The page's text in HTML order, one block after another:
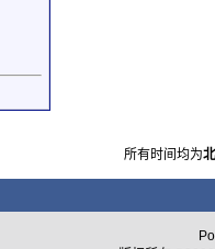
所有时间均为